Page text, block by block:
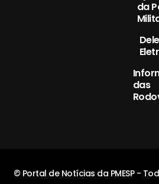
da
das
© Portal de Notícias da PMESP -